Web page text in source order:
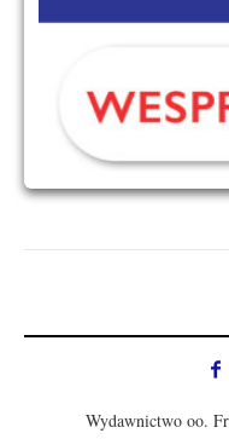
Wydawnictwo oo.